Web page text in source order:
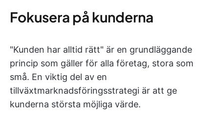
Fokusera på kunderna
"Kunden har alltid rätt" är en grundläggande
princip som gäller för alla företag, stora som
små. En viktig del av en
tillväxtmarknadsföringsstrategi är att ge
kunderna största möjliga värde.